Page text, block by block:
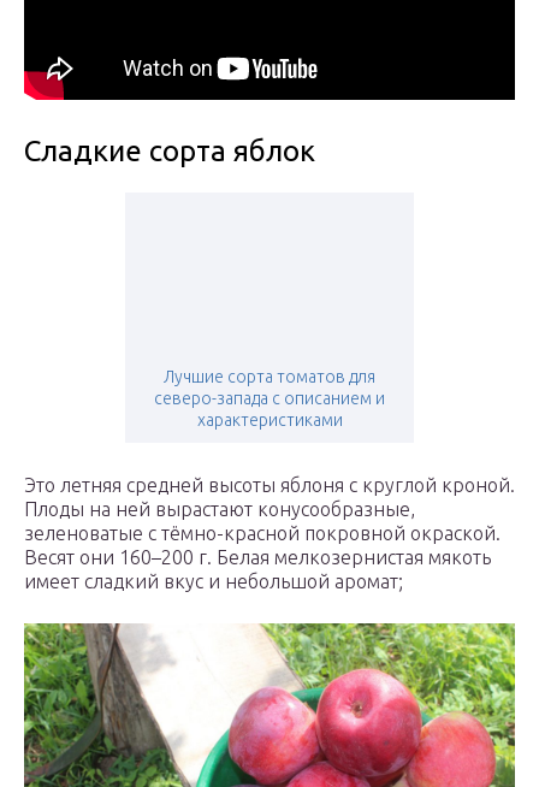
Сладкие сорта яблок
Лучшие сорта томатов для
северо-запада с описанием и
характеристиками
Это летняя средней высоты яблоня с круглой кроной.
Плоды на ней вырастают конусообразные,
зеленоватые с тёмно-красной покровной окраской.
Весят они 160–200 г. Белая мелкозернистая мякоть
имеет сладкий вкус и небольшой аромат;